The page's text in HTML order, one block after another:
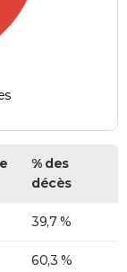
% des
décès
39,7 %
60,3 %